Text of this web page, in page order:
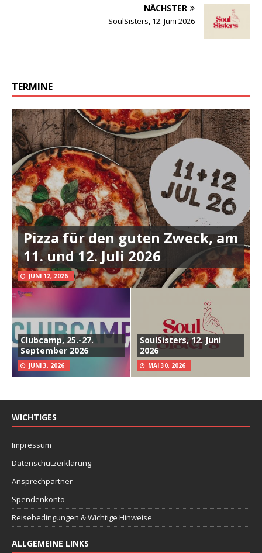
NÄCHSTER
SoulSisters, 12. Juni 2026
TERMINE
Pizza für den guten Zweck, am
11. und 12. Juli 2026
JUNI 12, 2026
Clubcamp, 25.-27.
September 2026
JUNI 3, 2026
SoulSisters, 12. Juni
2026
MAI 30, 2026
WICHTIGES
Impressum
Datenschutzerklärung
Ansprechpartner
Spendenkonto
Reisebedingungen & Wichtige Hinweise
ALLGEMEINE LINKS